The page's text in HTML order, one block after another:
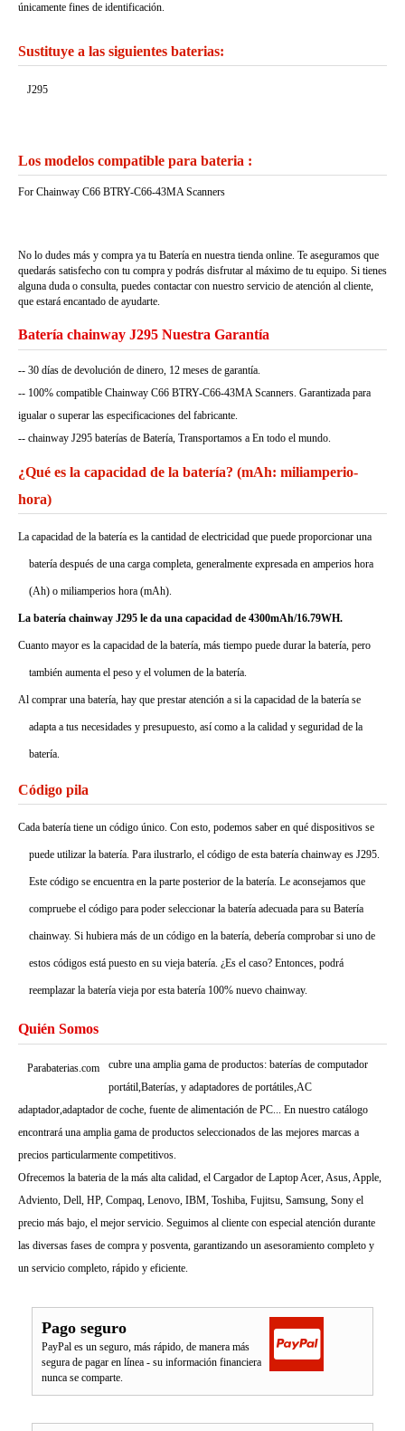
únicamente fines de identificación.
Sustituye a las siguientes baterias:
J295
Los modelos compatible para bateria :
For Chainway C66 BTRY-C66-43MA Scanners
No lo dudes más y compra ya tu Batería en nuestra tienda online. Te aseguramos que
quedarás satisfecho con tu compra y podrás disfrutar al máximo de tu equipo. Si tienes
alguna duda o consulta, puedes contactar con nuestro servicio de atención al cliente,
que estará encantado de ayudarte.
Batería chainway J295 Nuestra Garantía
-- 30 días de devolución de dinero, 12 meses de garantía.
-- 100% compatible Chainway C66 BTRY-C66-43MA Scanners. Garantizada para
igualar o superar las especificaciones del fabricante.
-- chainway J295 baterías de Batería, Transportamos a En todo el mundo.
¿Qué es la capacidad de la batería? (mAh: miliamperio-
hora)
La capacidad de la batería es la cantidad de electricidad que puede proporcionar una
batería después de una carga completa, generalmente expresada en amperios hora
(Ah) o miliamperios hora (mAh).
La batería chainway J295 le da una capacidad de 4300mAh/16.79WH.
Cuanto mayor es la capacidad de la batería, más tiempo puede durar la batería, pero
también aumenta el peso y el volumen de la batería.
Al comprar una batería, hay que prestar atención a si la capacidad de la batería se
adapta a tus necesidades y presupuesto, así como a la calidad y seguridad de la
batería.
Código pila
Cada batería tiene un código único. Con esto, podemos saber en qué dispositivos se
puede utilizar la batería. Para ilustrarlo, el código de esta batería chainway es J295.
Este código se encuentra en la parte posterior de la batería. Le aconsejamos que
compruebe el código para poder seleccionar la batería adecuada para su Batería
chainway. Si hubiera más de un código en la batería, debería comprobar si uno de
estos códigos está puesto en su vieja batería. ¿Es el caso? Entonces, podrá
reemplazar la batería vieja por esta batería 100% nuevo chainway.
Quién Somos
Parabaterias.com
cubre una amplia gama de productos: baterías de computador
portátil,Baterías, y adaptadores de portátiles,AC
adaptador,adaptador de coche, fuente de alimentación de PC... En nuestro catálogo
encontrará una amplia gama de productos seleccionados de las mejores marcas a
precios particularmente competitivos.
Ofrecemos la bateria de la más alta calidad, el Cargador de Laptop Acer, Asus, Apple,
Adviento, Dell, HP, Compaq, Lenovo, IBM, Toshiba, Fujitsu, Samsung, Sony el
precio más bajo, el mejor servicio. Seguimos al cliente con especial atención durante
las diversas fases de compra y posventa, garantizando un asesoramiento completo y
un servicio completo, rápido y eficiente.
Pago seguro
PayPal es un seguro, más rápido, de manera más
segura de pagar en línea - su información financiera
nunca se comparte.